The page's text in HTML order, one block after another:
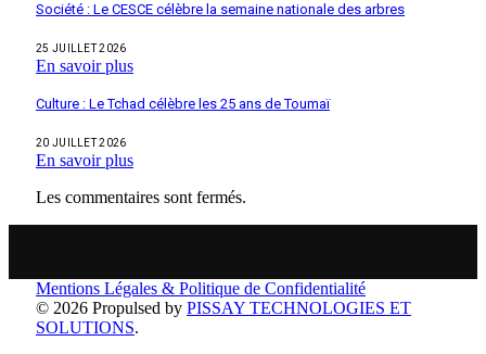
Société : Le CESCE célèbre la semaine nationale des arbres
25 JUILLET 2026
En savoir plus
Culture : Le Tchad célèbre les 25 ans de Toumaï
20 JUILLET 2026
En savoir plus
Les commentaires sont fermés.
Mentions Légales & Politique de Confidentialité
© 2026 Propulsed by PISSAY TECHNOLOGIES ET
SOLUTIONS.